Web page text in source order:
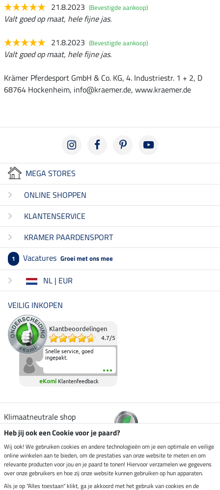
21.8.2023 (Bevestigde aankoop)
Valt goed op maat, hele fijne jas.
21.8.2023 (Bevestigde aankoop)
Valt goed op maat, hele fijne jas.
Krämer Pferdesport GmbH & Co. KG, 4. Industriestr. 1 + 2, D
68764 Hockenheim, info@kraemer.de, www.kraemer.de
MEGA STORES
ONLINE SHOPPEN
KLANTENSERVICE
KRAMER PAARDENSPORT
1 Vacatures Groei met ons mee
NL | EUR
VEILIG INKOPEN
Klantbeoordelingen
4.7/5
Snelle service, goed
ingepakt.
eKomi Klantenfeedback
Klimaatneutrale shop
Verzending per
Veilig betalen met
Heb jij ook een Cookie voor je paard?
Wij ook! We gebruiken cookies en andere technologieën om je een optimale en veilige
online winkelen aan te bieden, om de prestaties van onze website te meten en om
relevante producten voor jou en je paard te tonen! Hiervoor verzamelen we gegevens
over onze gebruikers en hoe zij onze website kunnen gebruiken op hun apparaten.
Als je op "Alles toestaan" klikt, ga je akkoord met het gebruik van cookies en de